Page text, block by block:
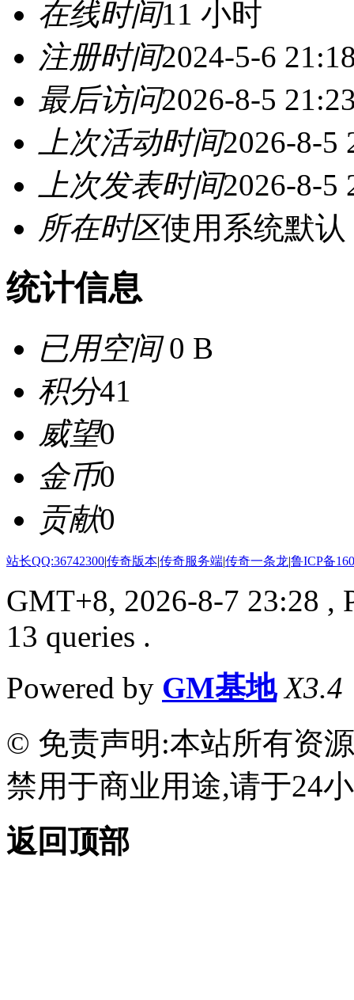
在线时间11 小时
注册时间2024-5-6
最后访问2026-8-5
上次活动时间2026-8-5
上次发表时间2026-8-5
所在时区使用系统默认
统计信息
已用空间0 B
积分41
威望0
金币0
贡献0
站长QQ:36742300|传奇版本|传奇服务端|传奇一条龙|鲁ICP备
GMT+8, 2026-8-7 23:28 ,
13 queries .
Powered by GM基地 X3.4
© 免责声明:本站所有资
禁用于商业用途,请于24
返回顶部